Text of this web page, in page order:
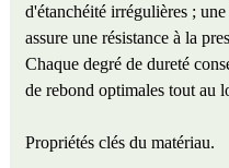
d'étanchéité irrégulières ;
assure une résistance à la
Chaque degré de dureté
de rebond optimales tout au
Propriétés clés du matériau.